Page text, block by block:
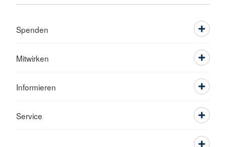
Spenden
Mitwirken
Informieren
Service